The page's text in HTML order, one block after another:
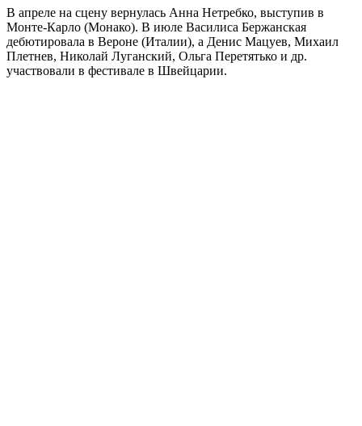
В апреле на сцену вернулась Анна Нетребко, выступив в
Монте-Карло (Монако). В июле Василиса Бержанская
дебютировала в Вероне (Италии), а Денис Мацуев, Михаил
Плетнев, Николай Луганский, Ольга Перетятько и др.
участвовали в фестивале в Швейцарии.